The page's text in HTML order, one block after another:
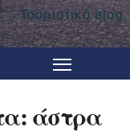
Τουριστικό blog.
άστρα